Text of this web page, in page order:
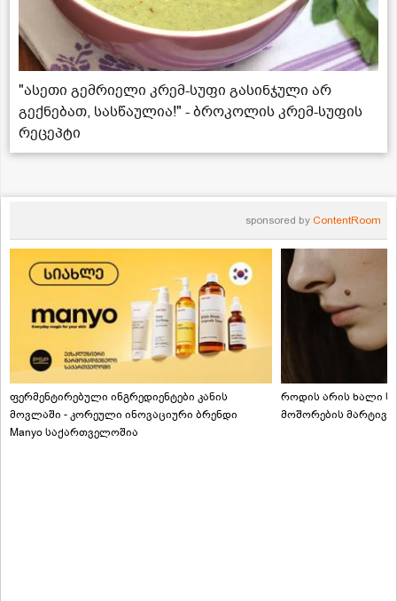
"ასეთი გემრიელი კრემ-სუფი გასინჯული არ
გექნებათ, სასწაულია!" - ბროკოლის კრემ-სუფის
რეცეპტი
sponsored by ContentRoom
ფერმენტირებული ინგრედიენტები კანის
მოვლაში - კორეული ინოვაციური ბრენდი
Manyo საქართველოშია
როდის არის ხალი
მოშორების